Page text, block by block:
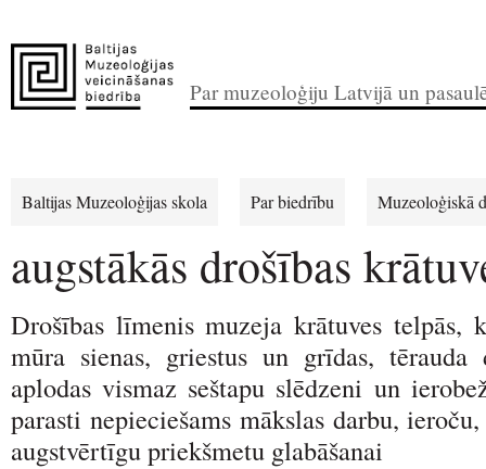
Par muzeoloģiju Latvijā un
Baltijas Muzeoloģijas skola Par biedrību Muzeoloģiskā
augstākās drošības
Drošības līmenis muzeja krātuves telpās,
mūra sienas, griestus un grīdas,
aplodas vismaz seštapu slēdzeni un
parasti nepieciešams mākslas darbu,
augstvērtīgu priekšmetu glabāšanai